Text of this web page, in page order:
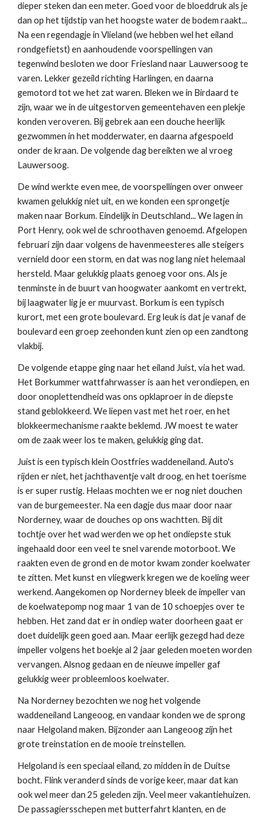
dieper steken dan een meter. Goed voor de bloeddruk als je
dan op het tijdstip van het hoogste water de bodem raakt...
Na een regendagje in Vlieland (we hebben wel het eiland
rondgefietst) en aanhoudende voorspellingen van
tegenwind besloten we door Friesland naar Lauwersoog te
varen. Lekker gezeild richting Harlingen, en daarna
gemotord tot we het zat waren. Bleken we in Birdaard te
zijn, waar we in de uitgestorven gemeentehaven een plekje
konden veroveren. Bij gebrek aan een douche heerlijk
gezwommen in het modderwater, en daarna afgespoeld
onder de kraan. De volgende dag bereikten we al vroeg
Lauwersoog.
De wind werkte even mee, de voorspellingen over onweer
kwamen gelukkig niet uit, en we konden een sprongetje
maken naar Borkum. Eindelijk in Deutschland... We lagen in
Port Henry, ook wel de schroothaven genoemd. Afgelopen
februari zijn daar volgens de havenmeesteres alle steigers
vernield door een storm, en dat was nog lang niet helemaal
hersteld. Maar gelukkig plaats genoeg voor ons. Als je
tenminste in de buurt van hoogwater aankomt en vertrekt,
bij laagwater lig je er muurvast. Borkum is een typisch
kurort, met een grote boulevard. Erg leuk is dat je vanaf de
boulevard een groep zeehonden kunt zien op een zandtong
vlakbij.
De volgende etappe ging naar het eiland Juist, via het wad.
Het Borkummer wattfahrwasser is aan het verondiepen, en
door onoplettendheid was ons opklaproer in de diepste
stand geblokkeerd. We liepen vast met het roer, en het
blokkeermechanisme raakte beklemd. JW moest te water
om de zaak weer los te maken, gelukkig ging dat.
Juist is een typisch klein Oostfries waddeneiland. Auto's
rijden er niet, het jachthaventje valt droog, en het toerisme
is er super rustig. Helaas mochten we er nog niet douchen
van de burgemeester. Na een dagje dus maar door naar
Norderney, waar de douches op ons wachtten. Bij dit
tochtje over het wad werden we op het ondiepste stuk
ingehaald door een veel te snel varende motorboot. We
raakten even de grond en de motor kwam zonder koelwater
te zitten. Met kunst en vliegwerk kregen we de koeling weer
werkend. Aangekomen op Norderney bleek de impeller van
de koelwatepomp nog maar 1 van de 10 schoepjes over te
hebben. Het zand dat er in ondiep water doorheen gaat er
doet duidelijk geen goed aan. Maar eerlijk gezegd had deze
impeller volgens het boekje al 2 jaar geleden moeten worden
vervangen. Alsnog gedaan en de nieuwe impeller gaf
gelukkig weer probleemloos koelwater.
Na Norderney bezochten we nog het volgende
waddeneiland Langeoog, en vandaar konden we de sprong
naar Helgoland maken. Bijzonder aan Langeoog zijn het
grote treinstation en de mooie treinstellen.
Helgoland is een speciaal eiland, zo midden in de Duitse
bocht. Flink veranderd sinds de vorige keer, maar dat kan
ook wel meer dan 25 geleden zijn. Veel meer vakantiehuizen.
De passagiersschepen met butterfahrt klanten, en de